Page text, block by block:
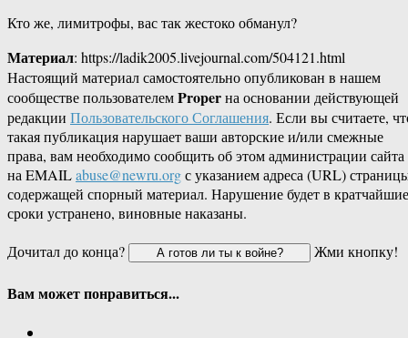
Кто же, лимитрофы, вас так жестоко обманул?
Материал: https://ladik2005.livejournal.com/504121.html
Настоящий материал самостоятельно опубликован в нашем
сообществе пользователемProperна основании действующей
редакции Пользовательского Соглашения. Если вы считаете,
такая публикация нарушает ваши авторские и/или смежные
права, вам необходимо сообщить об этом администрации сайта
на EMAILabuse@newru.orgс указанием адреса (URL)
содержащей спорный материал. Нарушение будет в кратчайшие
сроки устранено, виновные наказаны.
Дочитал до конца?
Жми кнопку!
Вам может понравиться...